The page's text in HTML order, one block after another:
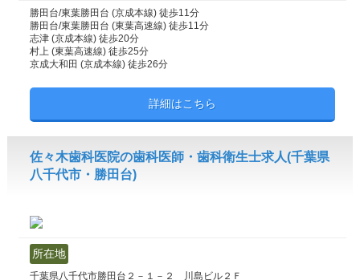
勝田台/東葉勝田台 (京成本線) 徒歩11分
勝田台/東葉勝田台 (東葉高速線) 徒歩11分
志津 (京成本線) 徒歩20分
村上 (東葉高速線) 徒歩25分
京成大和田 (京成本線) 徒歩26分
詳細はこちら
佐々木歯科医院の歯科医師・歯科衛生士求人(千葉県
八千代市・勝田台)
所在地
千葉県八千代市勝田台２－１－２ 川島ビル２Ｆ